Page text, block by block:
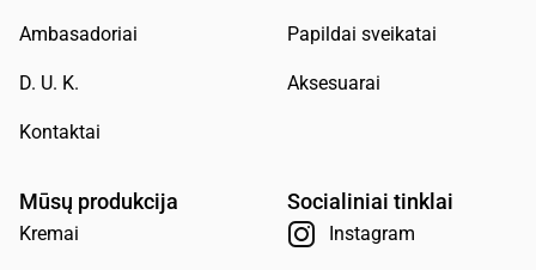
Ambasadoriai
D. U. K.
Kontaktai
Papildai sveikatai
Aksesuarai
Mūsų produkcija
Kremai
Socialiniai tinklai
Instagram